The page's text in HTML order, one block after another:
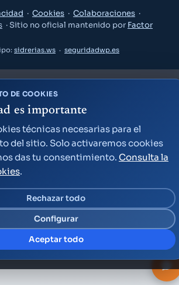
· Cookies · Colaboraciones ·
· Sitio no oficial mantenido por Factor
sidrerias.ws · seguridadwp.es
DE COOKIES
es importante
técnicas necesarias para el
del sitio. Solo activaremos cookies
das tu consentimiento. Consulta la
.
Rechazar todo
Configurar
Aceptar todo
Guía Semana Grande
«¿Qué puedo hacer el viernes por la noche?»
«Planes para niños este fin de semana»
«¿A qué hora son los fuegos artificiales?»
Ya tengo cuenta — acceder
Factor Ideas